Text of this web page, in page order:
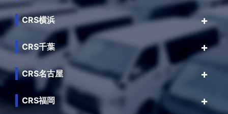
CRS横浜
CRS千葉
CRS名古屋
CRS福岡